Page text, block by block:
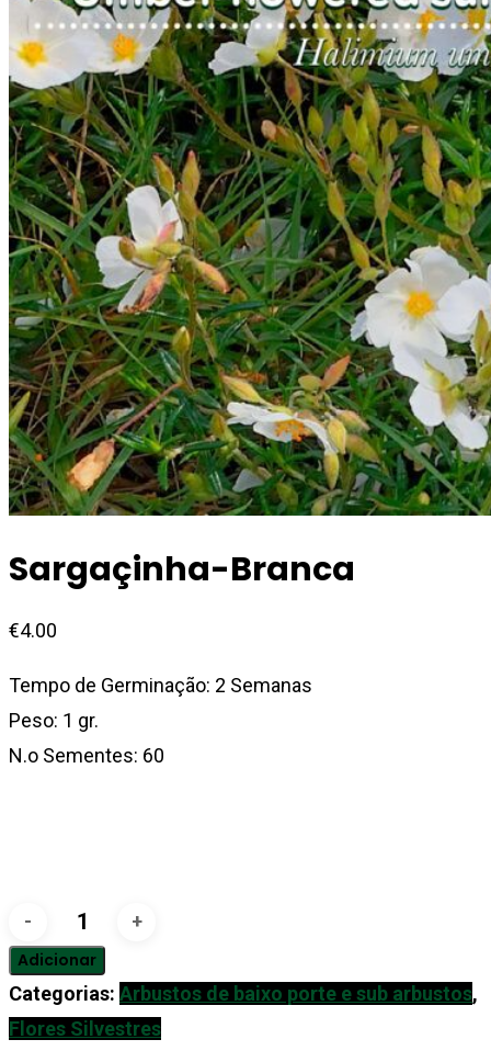
Sargaçinha-Branca
€4.00
Tempo de Germinação: 2 Semanas
Peso: 1 gr.
N.o Sementes: 60
Quantidade
de
Sargaçinha-
branca
Adicionar
Categorias: Arbustos de baixo porte e sub arbustos,
Flores Silvestres